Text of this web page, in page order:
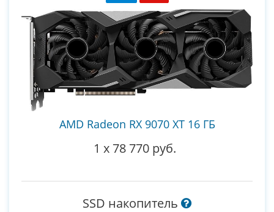
AMD Radeon RX 9070 XT 16 ГБ
1 x 78 770 руб.
SSD накопитель